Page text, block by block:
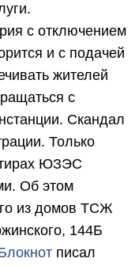
с отключением
и с подачей
жителей
с
Скандал
Только
ЮЗЭС
Об этом
из домов ТСЖ
144Б
писал